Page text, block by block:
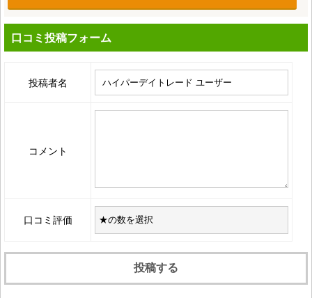
口コミ投稿フォーム
投稿者名
コメント
口コミ評価